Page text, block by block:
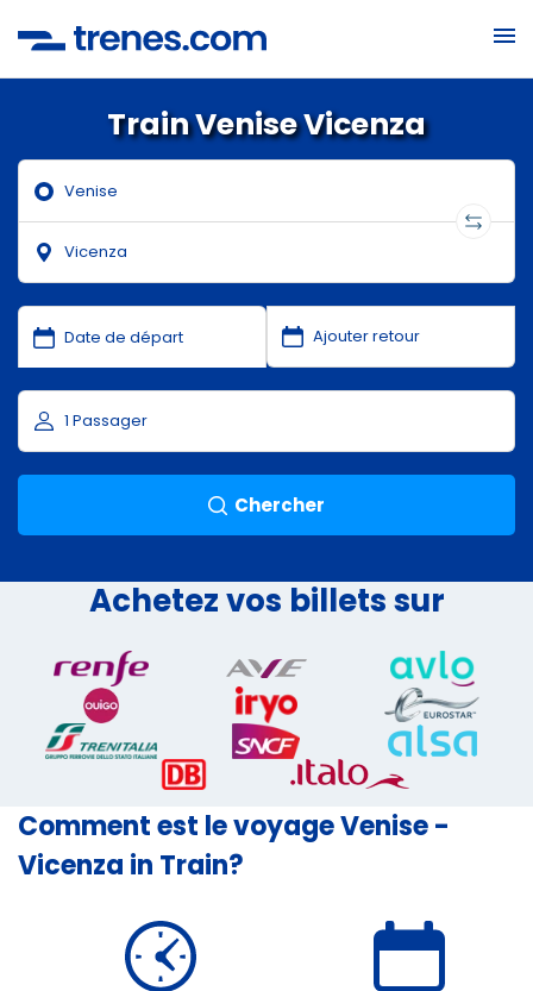
Train Venise Vicenza
Chercher
Achetez vos billets sur
Comment est le voyage Venise -
Vicenza in Train?